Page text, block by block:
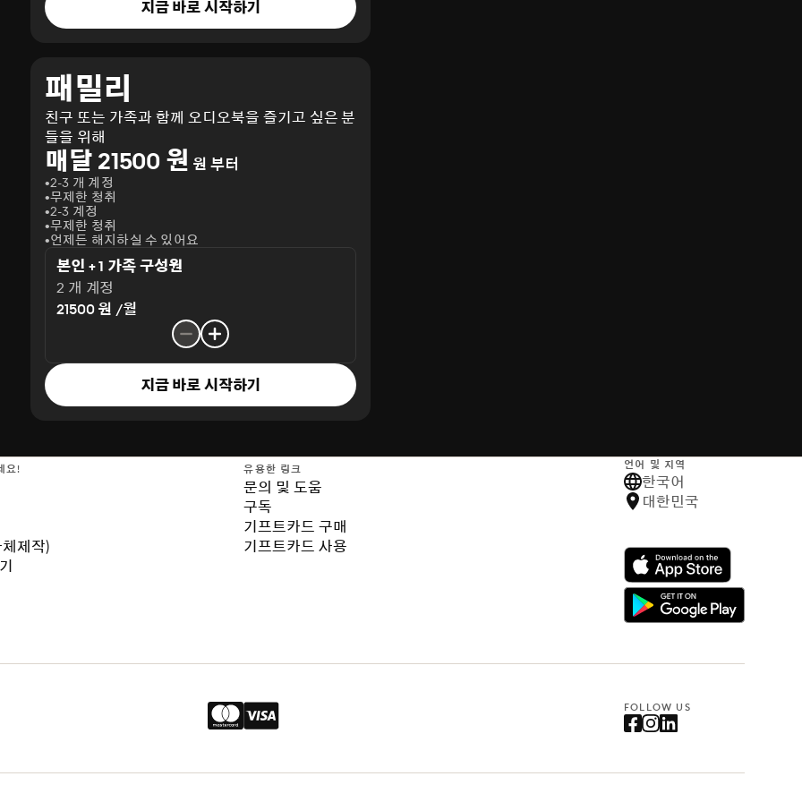
지금 바로 시작하기
패밀리
친구 또는 가족과 함께 오디오북을 즐기고 싶은 분
들을 위해
매달 21500 원 원 부터
2-3 개 계정
무제한 청취
2-3 계정
무제한 청취
언제든 해지하실 수 있어요
본인 + 1 가족 구성원
2 개 계정
21500 원 /월
지금 바로 시작하기
요!
제작)
유용한 링크
문의 및 도움
구독
기프트카드 구매
기프트카드 사용
언어 및 지역
한국어
대한민국
FOLLOW US